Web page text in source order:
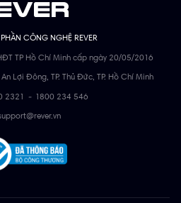
CÔNG NGHỆ REVER
TP Hồ Chí Minh cấp ngày 20/05/2016
Lợi Đông, TP. Thủ Đức, TP. Hồ Chí Minh
2321 - 1800 234 546